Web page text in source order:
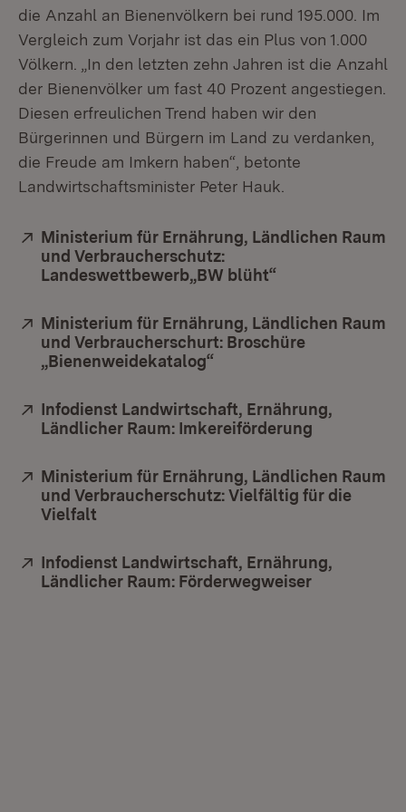
die Anzahl an Bienenvölkern bei rund 195.000. Im
Vergleich zum Vorjahr ist das ein Plus von 1.000
Völkern. „In den letzten zehn Jahren ist die Anzahl
der Bienenvölker um fast 40 Prozent angestiegen.
Diesen erfreulichen Trend haben wir den
Bürgerinnen und Bürgern im Land zu verdanken,
die Freude am Imkern haben“, betonte
Landwirtschaftsminister Peter Hauk.
Extern:
Ministerium für Ernährung, Ländlichen Raum
und Verbraucherschutz:
Landeswettbewerb„BW blüht“
Extern:
Ministerium für Ernährung, Ländlichen Raum
und Verbraucherschurt: Broschüre
„Bienenweidekatalog“
Extern:
Infodienst Landwirtschaft, Ernährung,
Ländlicher Raum: Imkereiförderung
Extern:
Ministerium für Ernährung, Ländlichen Raum
und Verbraucherschutz: Vielfältig für die
Vielfalt
Extern:
Infodienst Landwirtschaft, Ernährung,
Ländlicher Raum: Förderwegweiser